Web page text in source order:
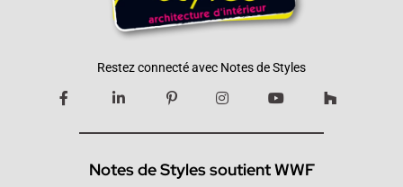
Restez connecté avec Notes de Styles
Notes de Styles soutient WWF